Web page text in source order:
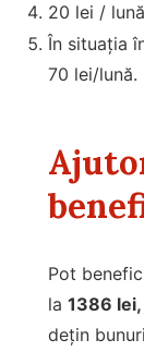
20 lei /
În situația
70 lei/lună.
Pot
la 1386 lei,
dețin